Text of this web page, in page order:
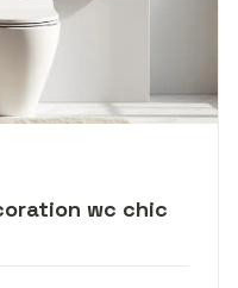
wc chic